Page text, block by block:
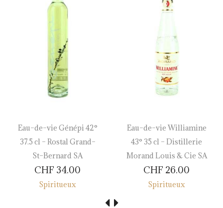
Eau–de–vie Génépi 42°
37.5 cl – Rostal Grand–
St–Bernard SA
CHF 34.00
Spiritueux
Eau–de–vie Williamine
43° 35 cl – Distillerie
Morand Louis & Cie SA
CHF 26.00
Spiritueux